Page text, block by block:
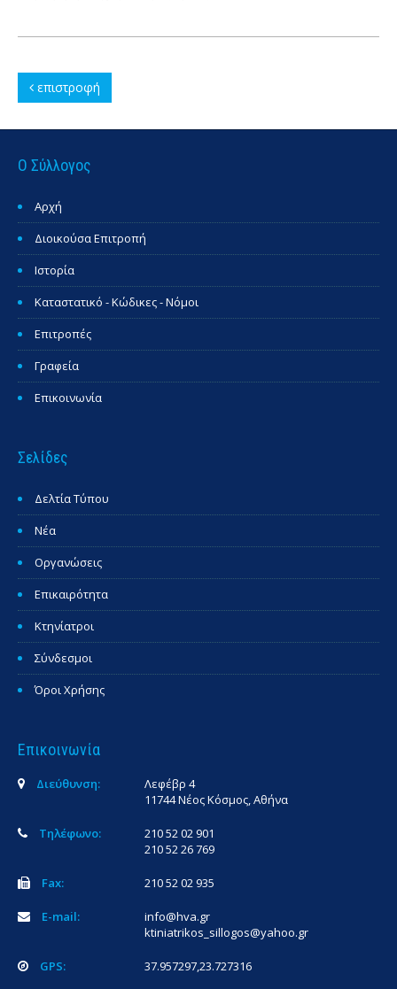
επιστροφή
Ο Σύλλογος
Αρχή
Διοικούσα Επιτροπή
Ιστορία
Καταστατικό - Κώδικες - Νόμοι
Επιτροπές
Γραφεία
Επικοινωνία
Σελίδες
Δελτία Τύπου
Νέα
Οργανώσεις
Επικαιρότητα
Κτηνίατροι
Σύνδεσμοι
Όροι Χρήσης
Επικοινωνία
Διεύθυνση:
Λεφέβρ 4
11744 Νέος Κόσμος, Αθήνα
Τηλέφωνο:
210 52 02 901
210 52 26 769
Fax: 210 52 02 935
E-mail:
info@hva.gr
ktiniatrikos_sillogos@yahoo.gr
GPS: 37.957297,23.727316